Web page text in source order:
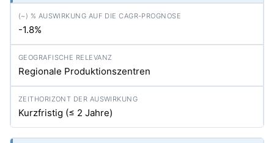
-1.8%
Regionale Produktionszentren
Kurzfristig (≤ 2 Jahre)